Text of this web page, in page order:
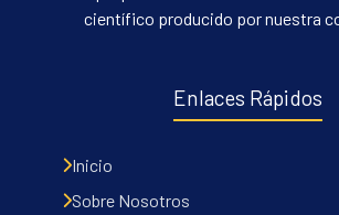
científico producido por nuestra
Enlaces Rápidos
Inicio
Sobre Nosotros